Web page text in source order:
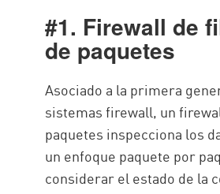
#1. Firewall de
de paquetes
Asociado a la primera
sistemas firewall, un
paquetes inspecciona los
un enfoque paquete por
considerar el estado de la